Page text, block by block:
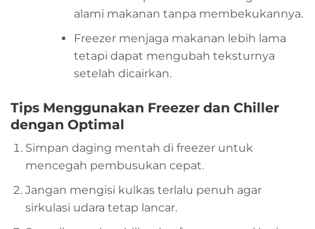
alami makanan tanpa membekukannya.
Freezer menjaga makanan lebih lama
tetapi dapat mengubah teksturnya
setelah dicairkan.
Tips Menggunakan Freezer dan Chiller
dengan Optimal
Simpan daging mentah di freezer untuk
mencegah pembusukan cepat.
Jangan mengisi kulkas terlalu penuh agar
sirkulasi udara tetap lancar.